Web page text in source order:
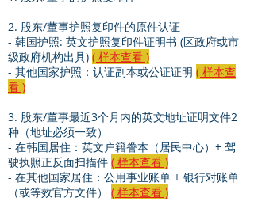
2. 股东/董事护照复印件的原件认证
- 韩国护照: 英文护照复印件证明书 (区政府或市
级政府机构出具) ( 样本查看 )
- 其他国家护照：认证副本或公证证明 ( 样本查
看 )
3. 股东/董事最近3个月内的英文地址证明文件2
种（地址必须一致）
- 在韩国居住：英文户籍誊本（居民中心）+ 驾
驶执照正反面扫描件 ( 样本查看 )
- 在其他国家居住：公用事业账单 + 银行对账单
（或等效官方文件） ( 样本查看 )